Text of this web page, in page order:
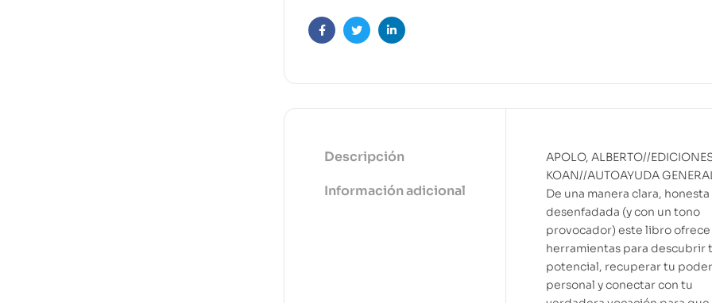
FacebookTwitterLinkedin
Descripción
Información adicional
APOLO, ALBERTO//
KOAN//AUTOAYUDA
De una manera clara, honesta
desenfadada (y con un tono
provocador) este libro ofrece
herramientas para descubrir
potencial, recuperar tu poder
personal y conectar con tu